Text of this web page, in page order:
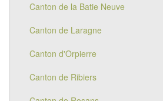
Canton de la Batie Neuve
Canton de Laragne
Canton d'Orpierre
Canton de Ribiers